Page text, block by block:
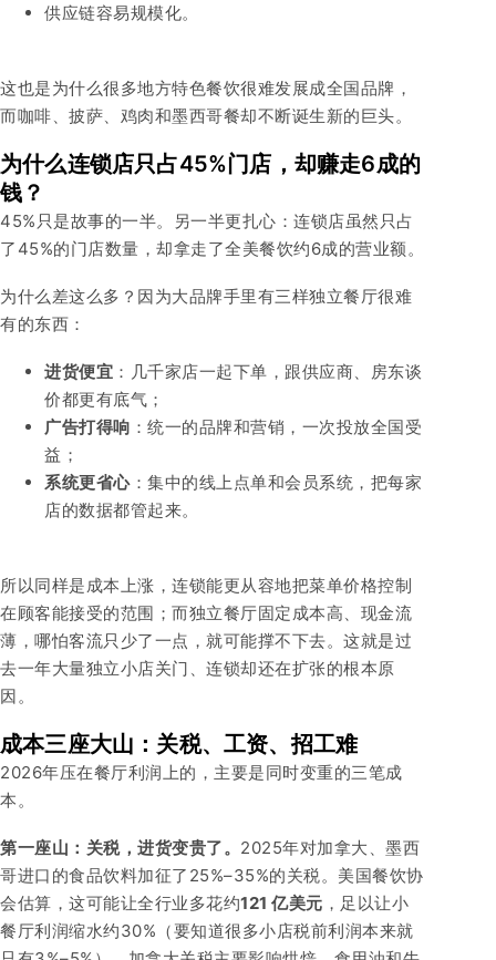
供应链容易规模化。
这也是为什么很多地方特色餐饮很难发展成全国品牌，
而咖啡、披萨、鸡肉和墨西哥餐却不断诞生新的巨头。
为什么连锁店只占45%门店，却赚走6成的
钱？
45%只是故事的一半。另一半更扎心：连锁店虽然只占
了45%的门店数量，却拿走了全美餐饮约6成的营业额。
为什么差这么多？因为大品牌手里有三样独立餐厅很难
有的东西：
进货便宜 ：几千家店一起下单，跟供应商、房东谈
价都更有底气；
广告打得响 ：统一的品牌和营销，一次投放全国受
益；
系统更省心：集中的线上点单和会员系统，把每家
店的数据都管起来。
所以同样是成本上涨，连锁能更从容地把菜单价格控制
在顾客能接受的范围；而独立餐厅固定成本高、现金流
薄，哪怕客流只少了一点，就可能撑不下去。这就是过
去一年大量独立小店关门、连锁却还在扩张的根本原
因。
成本三座大山：关税、工资、招工难
2026年压在餐厅利润上的，主要是同时变重的三笔成
本。
第一座山：关税，进货变贵了。 2025年对加拿大、墨西
哥进口的食品饮料加征了25%–35%的关税。美国餐饮协
会估算，这可能让全行业多花约121 亿美元 ，足以让小
餐厅利润缩水约30%（要知道很多小店税前利润本来就